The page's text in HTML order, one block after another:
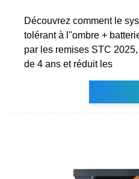
Découvrez comment le
tolérant à l''ombre +
par les remises STC
de 4 ans et réduit les